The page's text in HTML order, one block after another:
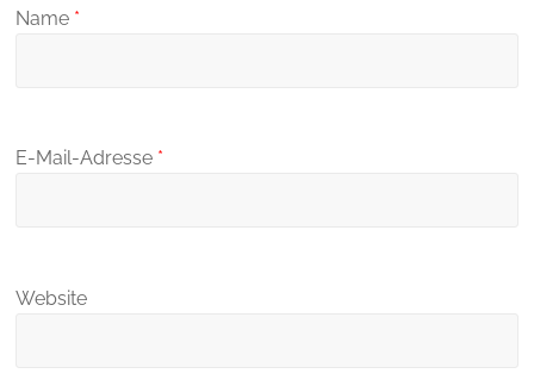
Name *
E-Mail-Adresse *
Website